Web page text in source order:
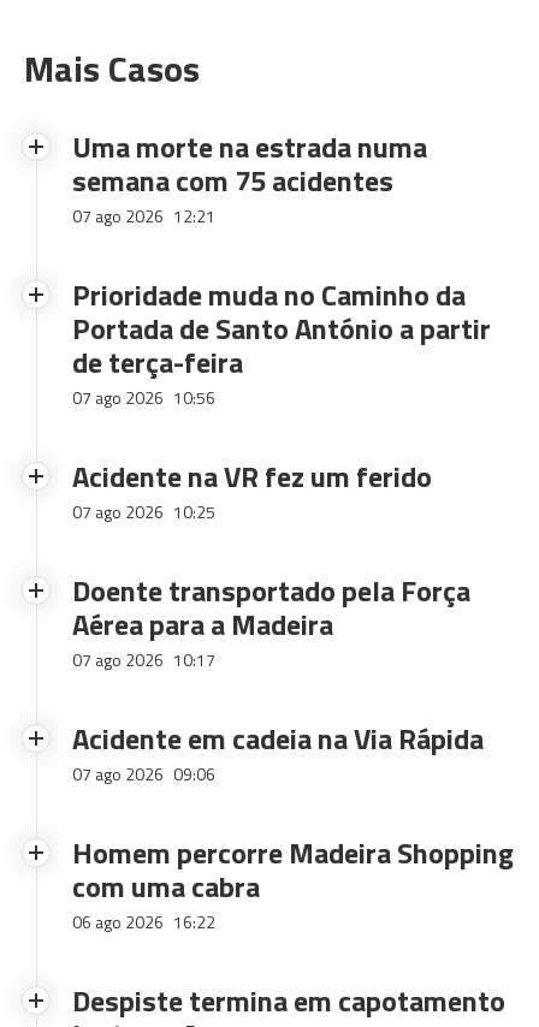
Mais Casos
Uma morte na estrada numa
semana com 75 acidentes
07 ago 2026 12:21
Prioridade muda no Caminho da
Portada de Santo António a partir
de terça-feira
07 ago 2026 10:56
Acidente na VR fez um ferido
07 ago 2026 10:25
Doente transportado pela Força
Aérea para a Madeira
07 ago 2026 10:17
Acidente em cadeia na Via Rápida
07 ago 2026 09:06
Homem percorre Madeira Shopping
com uma cabra
06 ago 2026 16:22
Despiste termina em capotamento